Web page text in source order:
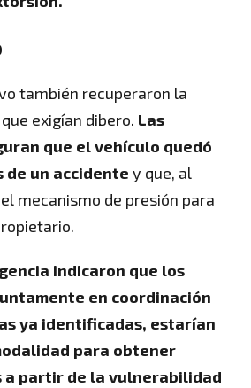
también recuperaron la
exigían dibero. Las
que el vehículo quedó
de un accidente y que, al
mecanismo de presión para
indicaron que los
en coordinación
ya identificadas, estarían
para obtener
a partir de la vulnerabilidad